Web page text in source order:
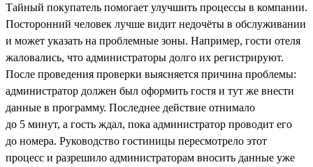
Тайный покупатель помогает улучшить процессы в компании.
Посторонний человек лучше видит недочёты в обслуживании
и может указать на проблемные зоны. Например, гости отеля
жаловались, что администраторы долго их регистрируют.
После проведения проверки выясняется причина проблемы:
администратор должен был оформить гостя и тут же внести
данные в программу. Последнее действие отнимало
до 5 минут, а гость ждал, пока администратор проводит его
до номера. Руководство гостиницы пересмотрело этот
процесс и разрешило администраторам вносить данные уже